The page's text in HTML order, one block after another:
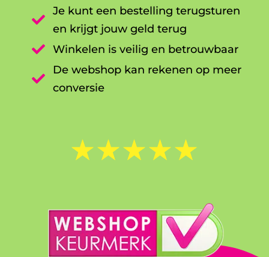

Je kunt een bestelling terugsturen
en krijgt jouw geld terug

Winkelen is veilig en betrouwbaar

De webshop kan rekenen op meer
conversie
☆☆☆☆☆